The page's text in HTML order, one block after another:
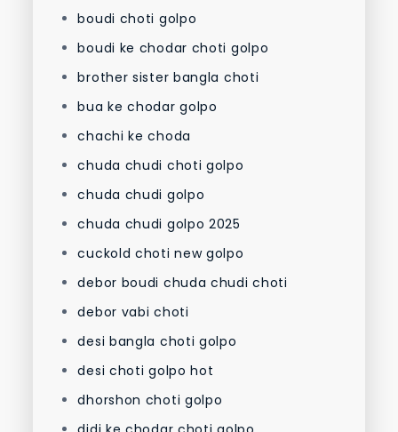
boudi choti golpo
boudi ke chodar choti golpo
brother sister bangla choti
bua ke chodar golpo
chachi ke choda
chuda chudi choti golpo
chuda chudi golpo
chuda chudi golpo 2025
cuckold choti new golpo
debor boudi chuda chudi choti
debor vabi choti
desi bangla choti golpo
desi choti golpo hot
dhorshon choti golpo